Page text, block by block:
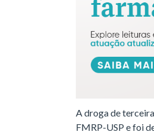
A droga de
FMRP-USP e foi